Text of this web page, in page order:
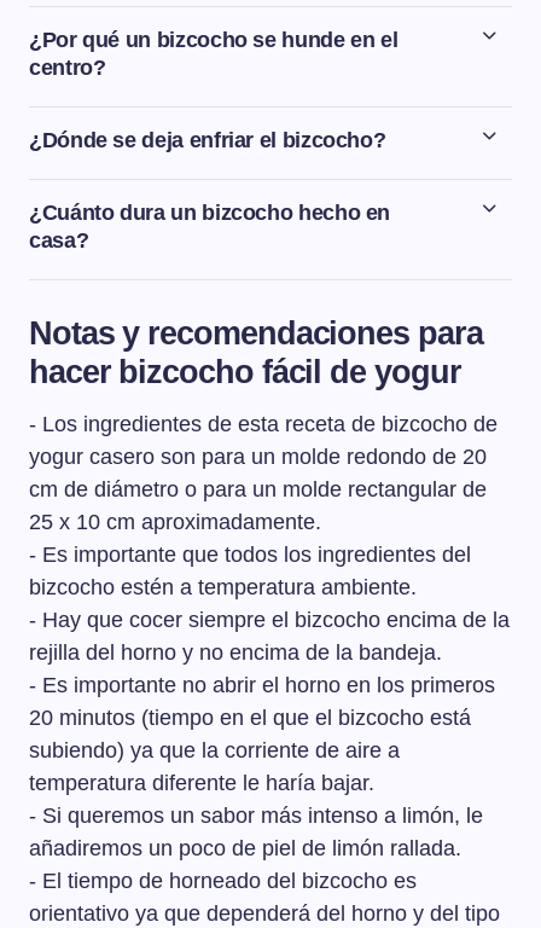
En un vaso de yogur caben aproximadamente unos
125-130 gramos de aceite.
¿Por qué un bizcocho se hunde en el
centro?
Si el bizcocho se hunde en el centro es porque la
temperatura del horno es demasiado baja. Y al
horno es demasiado alta.
¿Dónde se deja enfriar el bizcocho?
En primer lugar dejaremos el bizcocho dentro del horno
apagado unos 5-10 minutos. Después, lo sacamos del
horno, lo desmoldamos y lo dejamos enfriar encima de
¿Cuánto dura un bizcocho hecho en
casa?
Un bizcocho casero puede durar unos 3-4 días a
recipiente bien tapado y alejado de fuentes de calor. Si
la temperatura ambiente fuese muy alta podríamos
meterlo en la nevera, igualmente dentro de un recipiente
bien cerrado.
Notas y recomendaciones para
hacer bizcocho fácil de yogur
- Los ingredientes de esta receta de bizcocho de
yogur casero son para un molde redondo de 20
cm de diámetro o para un molde rectangular de
25 x 10 cm aproximadamente.
- Es importante que todos los ingredientes del
bizcocho estén a temperatura ambiente.
- Hay que cocer siempre el bizcocho encima de la
rejilla del horno y no encima de la bandeja.
- Es importante no abrir el horno en los primeros
20 minutos (tiempo en el que el bizcocho está
subiendo) ya que la corriente de aire a
temperatura diferente le haría bajar.
- Si queremos un sabor más intenso a limón, le
añadiremos un poco de piel de limón rallada.
- El tiempo de horneado del bizcocho es
orientativo ya que dependerá del horno y del tipo